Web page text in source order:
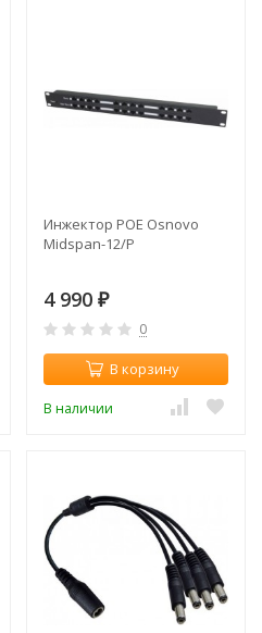
Инжектор POE Osnovo
Midspan-12/P
4 990 ₽
0
В корзину
В наличии